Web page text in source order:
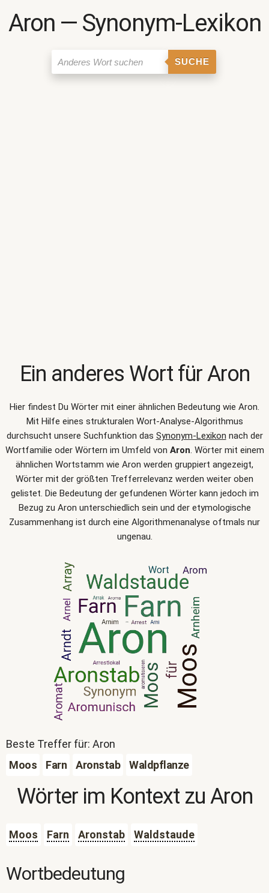
Aron ― Synonym-Lexikon
SUCHE
Ein anderes Wort fürAron
Hier findest Du Wörter mit einer ähnlichen Bedeutung wie Aron.
Mit Hilfe eines strukturalen Wort-Analyse-Algorithmus
durchsucht unsere Suchfunktion das Synonym-Lexikon nach der
Wortfamilie oder Wörtern im Umfeld von Aron. Wörter mit einem
ähnlichen Wortstamm wie Aron werden gruppiert angezeigt,
Wörter mit der größten Trefferrelevanz werden weiter oben
gelistet. Die Bedeutung der gefundenen Wörter kann jedoch im
Bezug zu Aron unterschiedlich sein und der etymologische
Zusammenhang ist durch eine Algorithmenanalyse oftmals nur
ungenau.
Beste Treffer für: Aron
Moos
Farn Aronstab Waldpflanze
Wörter im Kontext zu Aron
Moos Farn Aronstab Waldstaude
Wortbedeutung